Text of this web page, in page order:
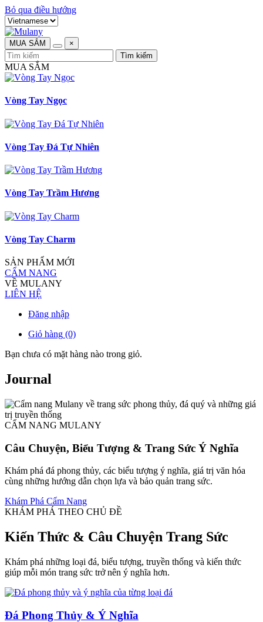
Bỏ qua điều hướng
MUA SẮM
×
Tìm kiếm
MUA SẮM
Vòng Tay Ngọc
Vòng Tay Đá Tự Nhiên
Vòng Tay Trầm Hương
Vòng Tay Charm
SẢN PHẨM MỚI
CẨM NANG
VỀ MULANY
LIÊN HỆ
Đăng nhập
Giỏ hàng (0)
Bạn chưa có mặt hàng nào trong giỏ.
Journal
CẨM NANG MULANY
Câu Chuyện, Biểu Tượng & Trang Sức Ý Nghĩa
Khám phá đá phong thủy, các biểu tượng ý nghĩa, giá trị văn hóa
cùng những hướng dẫn chọn lựa và bảo quản trang sức.
Khám Phá Cẩm Nang
KHÁM PHÁ THEO CHỦ ĐỀ
Kiến Thức & Câu Chuyện Trang Sức
Khám phá những loại đá, biểu tượng, truyền thống và kiến thức
giúp mỗi món trang sức trở nên ý nghĩa hơn.
Đá Phong Thủy & Ý Nghĩa